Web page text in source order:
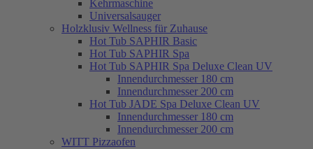
Kehrmaschine
Universalsauger
Holzklusiv Wellness für Zuhause
Hot Tub SAPHIR Basic
Hot Tub SAPHIR Spa
Hot Tub SAPHIR Spa Deluxe Clean UV
Innendurchmesser 180 cm
Innendurchmesser 200 cm
Hot Tub JADE Spa Deluxe Clean UV
Innendurchmesser 180 cm
Innendurchmesser 200 cm
WITT Pizzaofen